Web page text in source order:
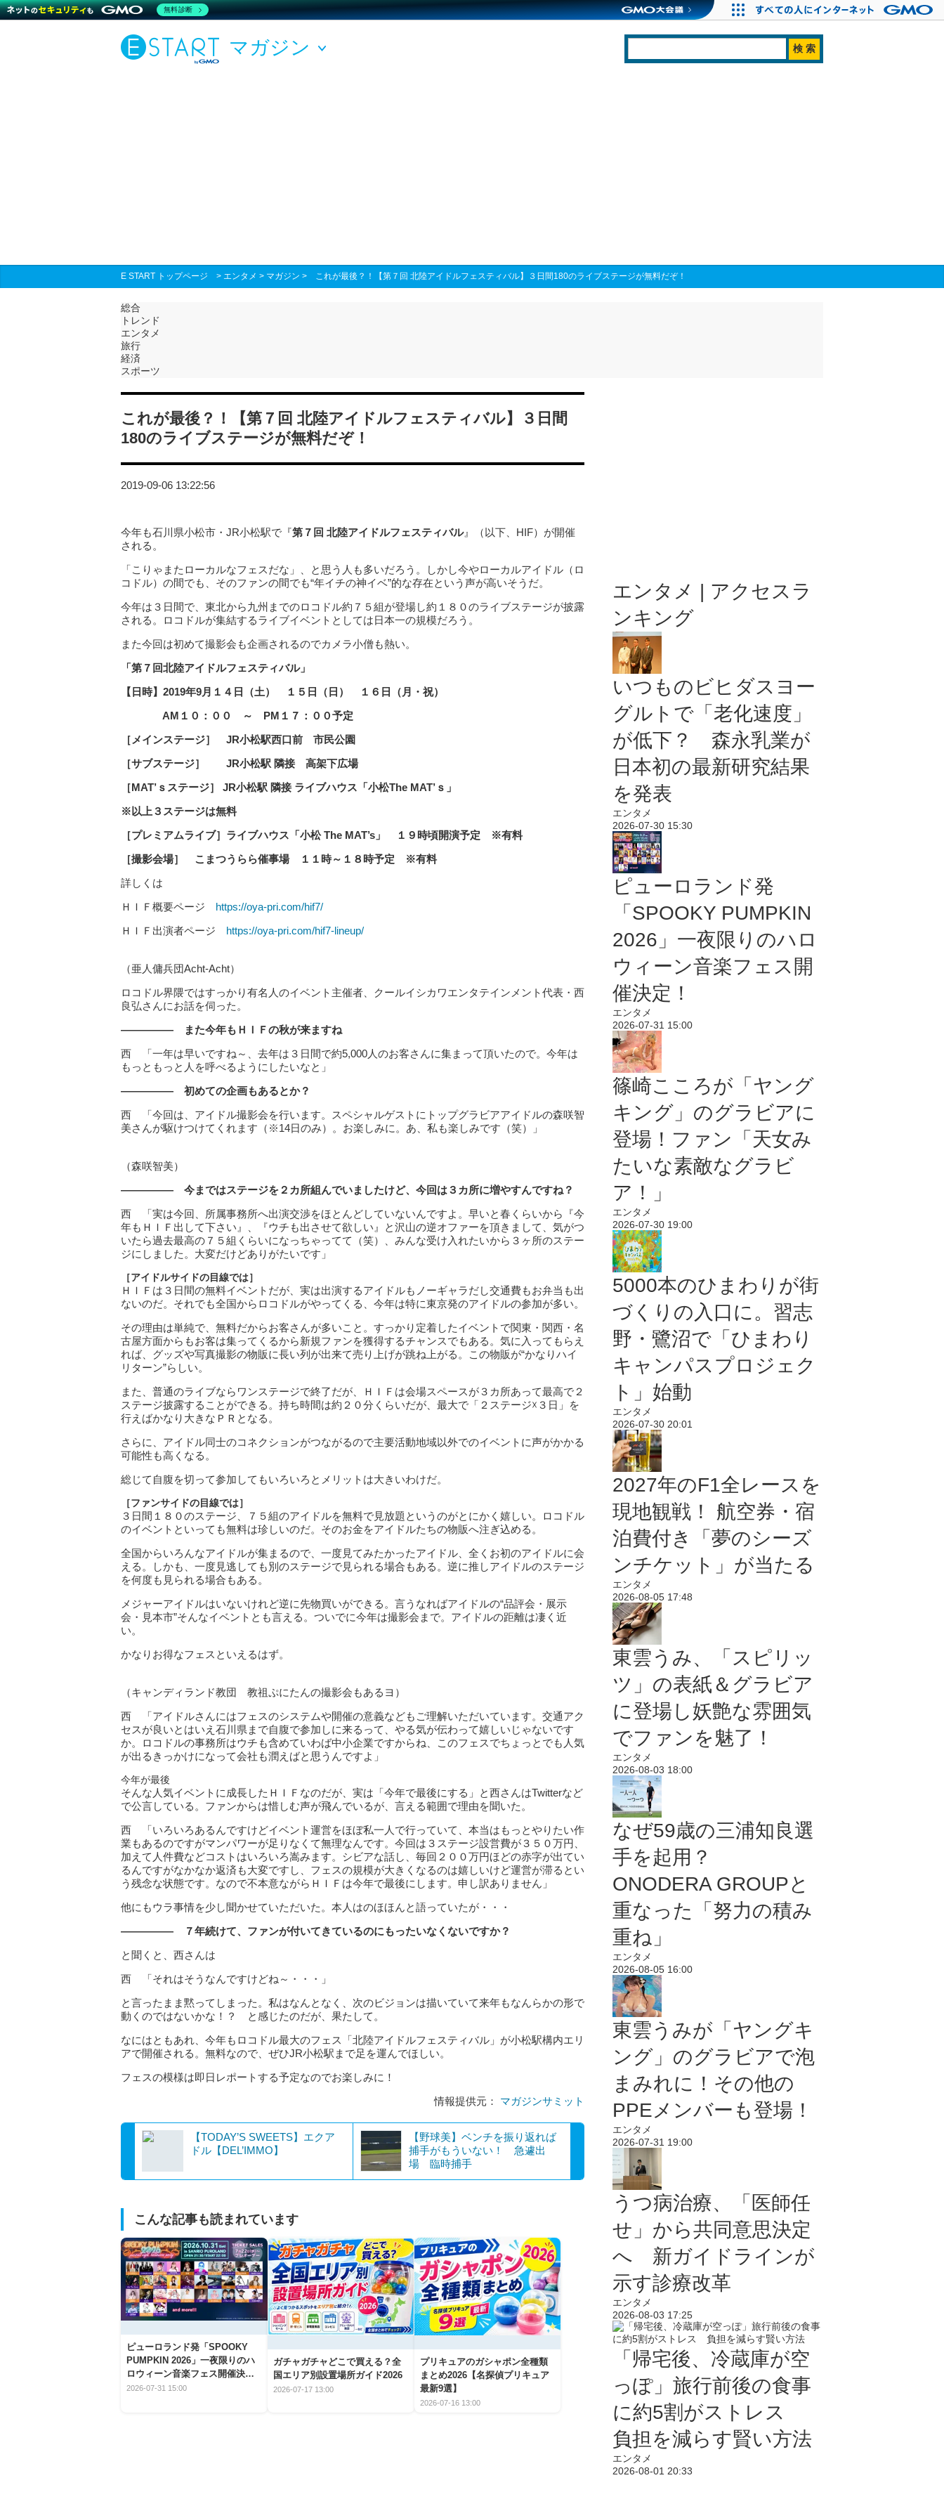
マガジン
E START トップページ > エンタメ > マガジン > これが最後？！【第７回 北陸アイドルフェスティバル】３日間180のライブステージが無料だぞ！
総合
トレンド
エンタメ
旅行
経済
スポーツ
これが最後？！【第７回 北陸アイドルフェスティバル】３日間
180のライブステージが無料だぞ！
2019-09-06 13:22:56
今年も石川県小松市・JR小松駅で『第７回 北陸アイドルフェスティバル』（以下、HIF）が開催
される。
「こりゃまたローカルなフェスだな」、と思う人も多いだろう。しかし今やローカルアイドル（ロ
コドル）の間でも、そのファンの間でも“年イチの神イベ”的な存在という声が高いそうだ。
今年は３日間で、東北から九州までのロコドル約７５組が登場し約１８０のライブステージが披露
される。ロコドルが集結するライブイベントとしては日本一の規模だろう。
また今回は初めて撮影会も企画されるのでカメラ小僧も熱い。
「第７回北陸アイドルフェスティバル」
【日時】2019年9月１４日（土） １５日（日） １６日（月・祝）
AM １０：００ ～ PM １７：００予定
［メインステージ］ JR小松駅西口前 市民公園
［サブステージ］ JR小松駅 隣接 高架下広場
［MAT’ｓステージ］ JR小松駅 隣接 ライブハウス「小松The MAT’ｓ」
※以上３ステージは無料
［プレミアムライブ］ライブハウス「小松 The MAT’s」 １９時頃開演予定 ※有料
［撮影会場］ こまつうらら催事場 １１時～１８時予定 ※有料
詳しくは
ＨＩＦ概要ページ https://oya-pri.com/hif7/
ＨＩＦ出演者ページ https://oya-pri.com/hif7-lineup/
（亜人傭兵団Acht-Acht）
ロコドル界隈ではすっかり有名人のイベント主催者、クールイシカワエンタテインメント代表・西
良弘さんにお話を伺った。
――――― また今年もＨＩＦの秋が来ますね
西 「一年は早いですね～、去年は３日間で約5,000人のお客さんに集まって頂いたので。今年は
もっともっと人を呼べるようにしたいなと」
――――― 初めての企画もあるとか？
西 「今回は、アイドル撮影会を行います。スペシャルゲストにトップグラビアアイドルの森咲智
美さんが駆けつけてくれます（※14日のみ）。お楽しみに。あ、私も楽しみです（笑）」
（森咲智美）
――――― 今まではステージを２カ所組んでいましたけど、今回は３カ所に増やすんですね？
西 「実は今回、所属事務所へ出演交渉をほとんどしていないんですよ。早いと春くらいから『今
年もＨＩＦ出して下さい』、『ウチも出させて欲しい』と沢山の逆オファーを頂きまして、気がつ
いたら過去最高の７５組くらいになっちゃってて（笑）、みんな受け入れたいから３ヶ所のステー
ジにしました。大変だけどありがたいです」
［アイドルサイドの目線では］
ＨＩＦは３日間の無料イベントだが、実は出演するアイドルもノーギャラだし交通費もお弁当も出
ないのだ。それでも全国からロコドルがやってくる、今年は特に東京発のアイドルの参加が多い。
その理由は単純で、無料だからお客さんが多いこと。すっかり定着したイベントで関東・関西・名
古屋方面からもお客は集ってくるから新規ファンを獲得するチャンスでもある。気に入ってもらえ
れば、グッズや写真撮影の物販に長い列が出来て売り上げが跳ね上がる。この物販が“かなりハイ
リターン”らしい。
また、普通のライブならワンステージで終了だが、ＨＩＦは会場スペースが３カ所あって最高で２
ステージ披露することができる。持ち時間は約２０分くらいだが、最大で「２ステージ☓３日」を
行えばかなり大きなＰＲとなる。
さらに、アイドル同士のコネクションがつながるので主要活動地域以外でのイベントに声がかかる
可能性も高くなる。
総じて自腹を切って参加してもいろいろとメリットは大きいわけだ。
［ファンサイドの目線では］
３日間１８０のステージ、７５組のアイドルを無料で見放題というのがとにかく嬉しい。ロコドル
のイベントといっても無料は珍しいのだ。そのお金をアイドルたちの物販へ注ぎ込める。
全国からいろんなアイドルが集まるので、一度見てみたかったアイドル、全くお初のアイドルに会
える。しかも、一度見逃しても別のステージで見られる場合もある。逆に推しアイドルのステージ
を何度も見られる場合もある。
メジャーアイドルはいないけれど逆に先物買いができる。言うなればアイドルの“品評会・展示
会・見本市”そんなイベントとも言える。ついでに今年は撮影会まで。アイドルの距離は凄く近
い。
かなりお得なフェスといえるはず。
（キャンディランド教団 教祖ぷにたんの撮影会もあるヨ）
西 「アイドルさんにはフェスのシステムや開催の意義などもご理解いただいています。交通アク
セスが良いとはいえ石川県まで自腹で参加しに来るって、やる気が伝わって嬉しいじゃないです
か。ロコドルの事務所はウチも含めていわば中小企業ですからね、このフェスでちょっとでも人気
が出るきっかけになって会社も潤えばと思うんですよ」
今年が最後
そんな人気イベントに成長したＨＩＦなのだが、実は「今年で最後にする」と西さんはTwitterなど
で公言している。ファンからは惜しむ声が飛んでいるが、言える範囲で理由を聞いた。
西 「いろいろあるんですけどイベント運営をほぼ私一人で行っていて、本当はもっとやりたい作
業もあるのですがマンパワーが足りなくて無理なんです。今回は３ステージ設営費が３５０万円、
加えて人件費などコストはいろいろ嵩みます。シビアな話し、毎回２００万円ほどの赤字が出てい
るんですがなかなか返済も大変ですし、フェスの規模が大きくなるのは嬉しいけど運営が滞るとい
う残念な状態です。なので不本意ながらＨＩＦは今年で最後にします。申し訳ありません」
他にもウラ事情を少し聞かせていただいた。本人はのほほんと語っていたが・・・
――――― ７年続けて、ファンが付いてきているのにもったいなくないですか？
と聞くと、西さんは
西 「それはそうなんですけどね～・・・」
と言ったまま黙ってしまった。私はなんとなく、次のビジョンは描いていて来年もなんらかの形で
動くのではないかな！？ と感じたのだが、果たして。
なにはともあれ、今年もロコドル最大のフェス「北陸アイドルフェスティバル」が小松駅構内エリ
アで開催される。無料なので、ぜひJR小松駅まで足を運んでほしい。
フェスの模様は即日レポートする予定なのでお楽しみに！
情報提供元： マガジンサミット
【TODAY’S SWEETS】エクア
ドル【DEL’IMMO】
【野球美】ベンチを振り返れば
捕手がもういない！ 急遽出
場 臨時捕手
こんな記事も読まれています
ピューロランド発「SPOOKY
PUMPKIN 2026」一夜限りのハ
ロウィーン音楽フェス開催決
定！
2026-07-31 15:00
ガチャガチャどこで買える？全
国エリア別設置場所ガイド2026
2026-07-17 13:00
プリキュアのガシャポン全種類
まとめ2026【名探偵プリキュア
最新9選】
2026-07-16 13:00
エンタメ | アクセスラ
ンキング
いつものビヒダスヨー
グルトで「老化速度」
が低下？ 森永乳業が
日本初の最新研究結果
を発表
エンタメ
2026-07-30 15:30
ピューロランド発
「SPOOKY PUMPKIN
2026」一夜限りのハロ
ウィーン音楽フェス開
催決定！
エンタメ
2026-07-31 15:00
篠崎こころが「ヤング
キング」のグラビアに
登場！ファン「天女み
たいな素敵なグラビ
ア！」
エンタメ
2026-07-30 19:00
5000本のひまわりが街
づくりの入口に。習志
野・鷺沼で「ひまわり
キャンパスプロジェク
ト」始動
エンタメ
2026-07-30 20:01
2027年のF1全レースを
現地観戦！ 航空券・宿
泊費付き「夢のシーズ
ンチケット」が当たる
エンタメ
2026-08-05 17:48
東雲うみ、「スピリッ
ツ」の表紙＆グラビア
に登場し妖艶な雰囲気
でファンを魅了！
エンタメ
2026-08-03 18:00
なぜ59歳の三浦知良選
手を起用？
ONODERA GROUPと
重なった「努力の積み
重ね」
エンタメ
2026-08-05 16:00
東雲うみが「ヤングキ
ング」のグラビアで泡
まみれに！その他の
PPEメンバーも登場！
エンタメ
2026-07-31 19:00
うつ病治療、「医師任
せ」から共同意思決定
へ 新ガイドラインが
示す診療改革
エンタメ
2026-08-03 17:25
「帰宅後、冷蔵庫が空
っぽ」旅行前後の食事
に約5割がストレス
負担を減らす賢い方法
エンタメ
2026-08-01 20:33
無料診断